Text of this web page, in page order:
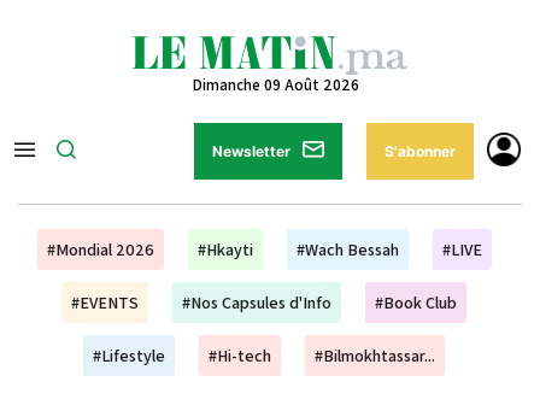
Dimanche 09 Août 2026
Newsletter S'abonner
#Mondial 2026 #Hkayti #Wach Bessah #LIVE
#EVENTS #Nos Capsules d'Info #Book Club
#Lifestyle #Hi-tech #Bilmokhtassar...